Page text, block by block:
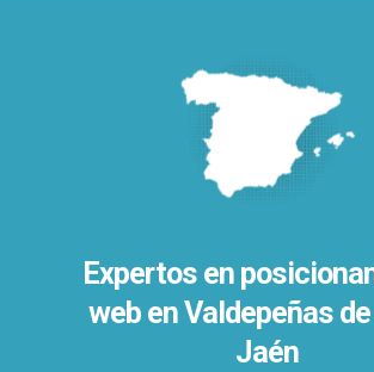
Expertos en
web en Valdepeñas
Jaén